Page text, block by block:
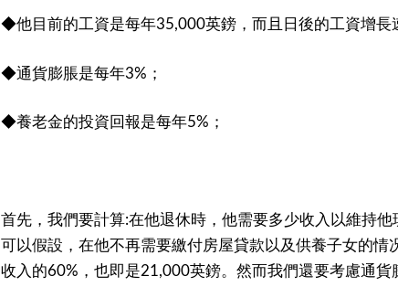
◆他目前的工資是每年35,000英鎊，而且日後的工資增長
◆通貨膨脹是每年3% ；
◆養老金的投資回報是每年5% ；
首先，我們要計算:在他退休時，他需要多少收入以維持
可以假設，在他不再需要繳付房屋貸款以及供養子女的情
收入的60% ，也即是21,000英鎊。然而我們還要考慮通貨